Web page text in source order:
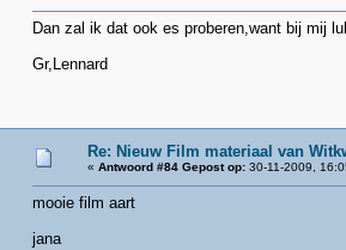
Dan zal ik dat ook es proberen,want bij mij
Gr,Lennard
Re: Nieuw Film materiaal van
« Antwoord #84 Gepost op:30-11-2009,
mooie film aart
jana